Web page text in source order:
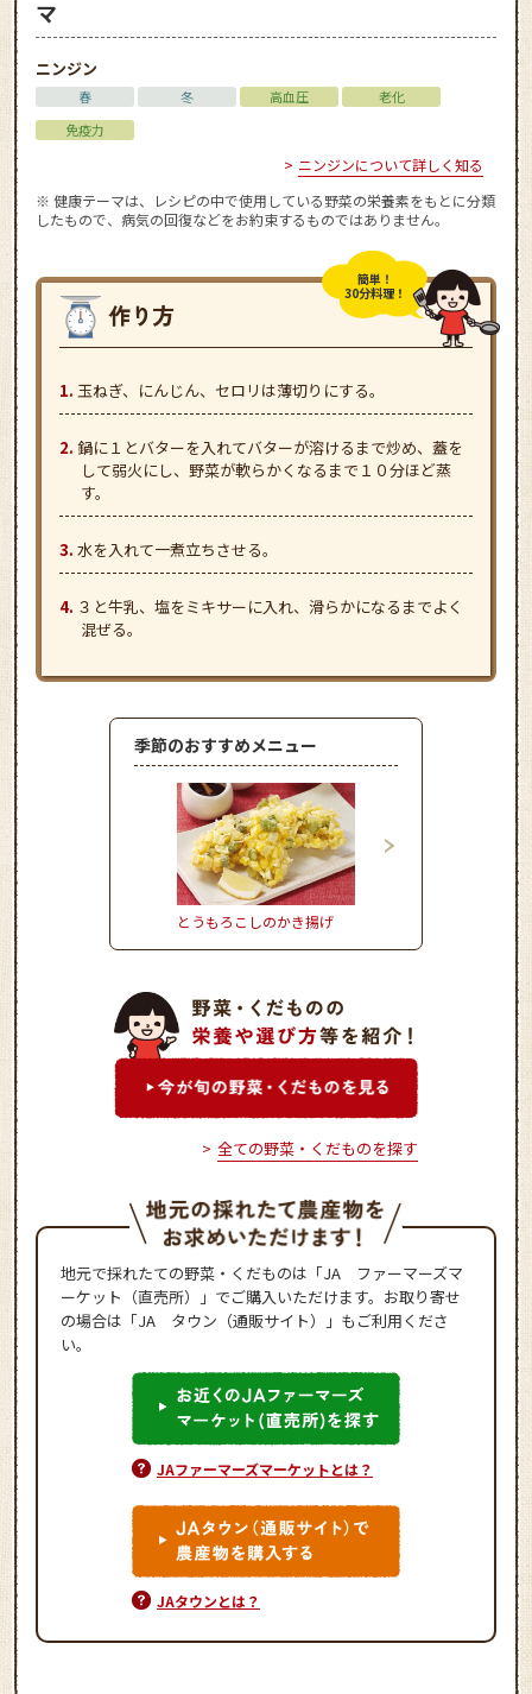
マ
ニンジン
春 冬 高血圧
老化
免疫力
ニンジンについて詳しく知る
※ 健康テーマは、レシピの中で使用している野菜の栄養素をもとに分類
したもので、病気の回復などをお約束するものではありません。
簡単！
30分料理！
玉ねぎ、にんじん、セロリは薄切りにする。
鍋に１とバターを入れてバターが溶けるまで炒め、蓋を
して弱火にし、野菜が軟らかくなるまで１０分ほど蒸
す。
水を入れて一煮立ちさせる。
３と牛乳、塩をミキサーに入れ、滑らかになるまでよく
混ぜる。
季節のおすすめメニュー
とうもろこしのかき揚げ きゅうりの冷や汁ごはん
全ての野菜・くだものを探す
地元で採れたての野菜・くだものは「JA ファーマーズマ
ーケット（直売所）」でご購入いただけます。お取り寄せ
の場合は「JA タウン（通販サイト）」もご利用くださ
い。
JAファーマーズマーケットとは？
JAタウンとは？